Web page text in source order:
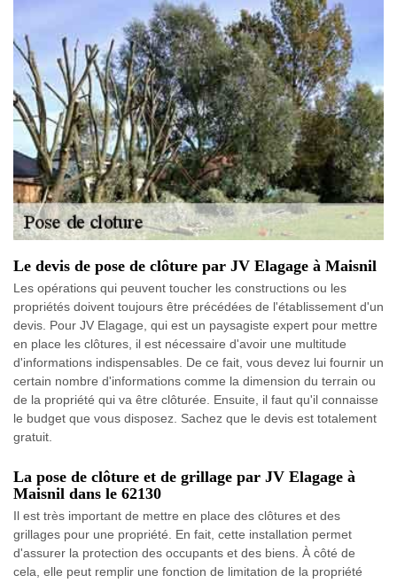
Le devis de pose de clôture par JV Elagage à Maisnil
Les opérations qui peuvent toucher les constructions ou les
propriétés doivent toujours être précédées de l'établissement d'un
devis. Pour JV Elagage, qui est un paysagiste expert pour mettre
en place les clôtures, il est nécessaire d'avoir une multitude
d'informations indispensables. De ce fait, vous devez lui fournir un
certain nombre d'informations comme la dimension du terrain ou
de la propriété qui va être clôturée. Ensuite, il faut qu'il connaisse
le budget que vous disposez. Sachez que le devis est totalement
gratuit.
La pose de clôture et de grillage par JV Elagage à
Maisnil dans le 62130
Il est très important de mettre en place des clôtures et des
grillages pour une propriété. En fait, cette installation permet
d'assurer la protection des occupants et des biens. À côté de
cela, elle peut remplir une fonction de limitation de la propriété